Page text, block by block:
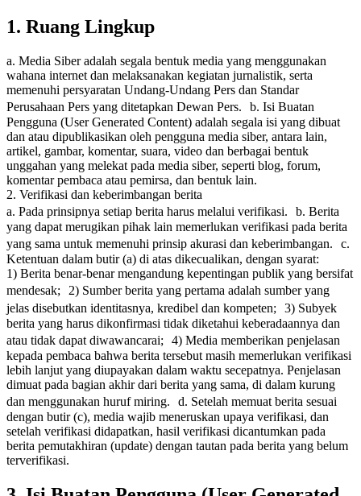
1. Ruang Lingkup
a. Media Siber adalah segala bentuk media yang menggunakan
wahana internet dan melaksanakan kegiatan jurnalistik, serta
memenuhi persyaratan Undang-Undang Pers dan Standar
Perusahaan Pers yang ditetapkan Dewan Pers. b. Isi Buatan
Pengguna (User Generated Content) adalah segala isi yang dibuat
dan atau dipublikasikan oleh pengguna media siber, antara lain,
artikel, gambar, komentar, suara, video dan berbagai bentuk
unggahan yang melekat pada media siber, seperti blog, forum,
komentar pembaca atau pemirsa, dan bentuk lain.
2. Verifikasi dan keberimbangan berita
a. Pada prinsipnya setiap berita harus melalui verifikasi. b. Berita
yang dapat merugikan pihak lain memerlukan verifikasi pada berita
yang sama untuk memenuhi prinsip akurasi dan keberimbangan. c.
Ketentuan dalam butir (a) di atas dikecualikan, dengan syarat:
1) Berita benar-benar mengandung kepentingan publik yang bersifat
mendesak; 2) Sumber berita yang pertama adalah sumber yang
jelas disebutkan identitasnya, kredibel dan kompeten; 3) Subyek
berita yang harus dikonfirmasi tidak diketahui keberadaannya dan
atau tidak dapat diwawancarai; 4) Media memberikan penjelasan
kepada pembaca bahwa berita tersebut masih memerlukan verifikasi
lebih lanjut yang diupayakan dalam waktu secepatnya. Penjelasan
dimuat pada bagian akhir dari berita yang sama, di dalam kurung
dan menggunakan huruf miring. d. Setelah memuat berita sesuai
dengan butir (c), media wajib meneruskan upaya verifikasi, dan
setelah verifikasi didapatkan, hasil verifikasi dicantumkan pada
berita pemutakhiran (update) dengan tautan pada berita yang belum
terverifikasi.